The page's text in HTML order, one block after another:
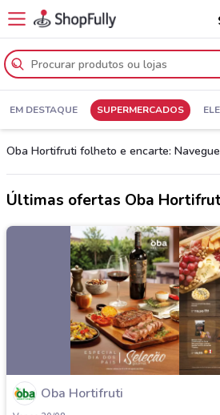
EM DESTAQUE SUPERMERCADOS
Oba Hortifruti folheto e encarte:
Últimas ofertas Oba
Oba Hortifruti